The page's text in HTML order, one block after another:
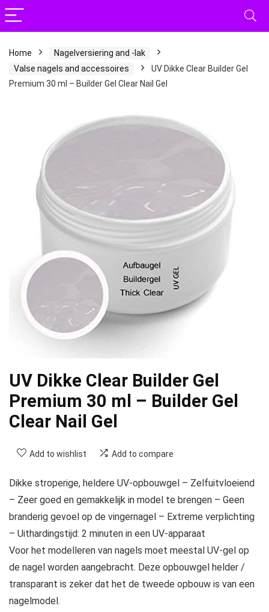
Home
Nagelversiering and -lak
Valse nagels and accessoires
UV Dikke Clear Builder Gel
Premium 30 ml – Builder Gel Clear Nail Gel
UV Dikke Clear Builder Gel
Premium 30 ml – Builder Gel
Clear Nail Gel
Add to wishlist Add to compare
Dikke stroperige, heldere UV-opbouwgel – Zelfuitvloeiend
– Zeer goed en gemakkelijk in model te brengen – Geen
branderig gevoel op de vingernagel – Extreme verplichting
– Uithardingstijd: 2 minuten in een UV-apparaat
Voor het modelleren van nagels moet meestal UV-gel op
de nagel worden aangebracht. Deze opbouwgel helder /
transparant is zeker dat het de tweede opbouw is van een
nagelmodel.